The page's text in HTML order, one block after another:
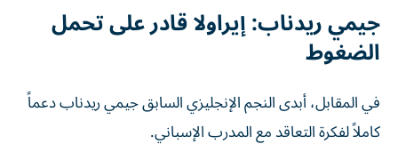
جيمي ريدناب: إيراولا قادر على تحمل
الضغوط
في المقابل، أبدى النجم الإنجليزي السابق جيمي ريدناب دعماً
كاملاً لفكرة التعاقد مع المدرب الإسباني.